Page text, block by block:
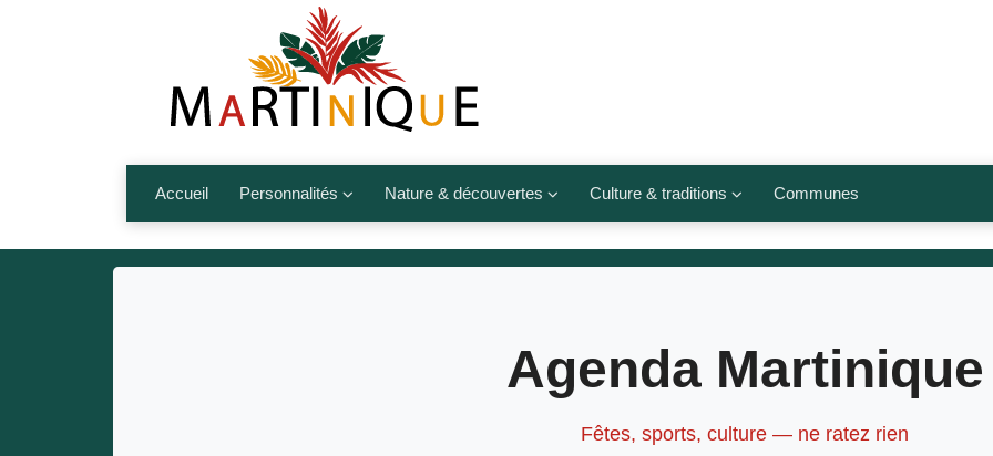
Accueil Personnalités
Artistes
Nature & découvertes
Fleurs, fruits, légumes
Montagnes et rivières
Culture & traditions
Culte et religions
populaires
Communes
Agenda Martinique
Fêtes, sports, culture — ne ratez rien